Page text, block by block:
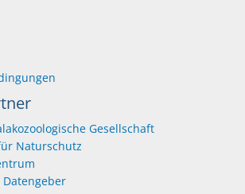
Gesellschaft
Naturschutz